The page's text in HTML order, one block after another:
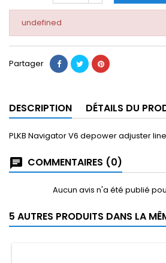
undefined
Partager
DESCRIPTION DÉTAILS DU
PLKB Navigator V6 depower adjuster line
COMMENTAIRES (0)
Aucun avis n'a été publié
5 AUTRES PRODUITS DANS LA